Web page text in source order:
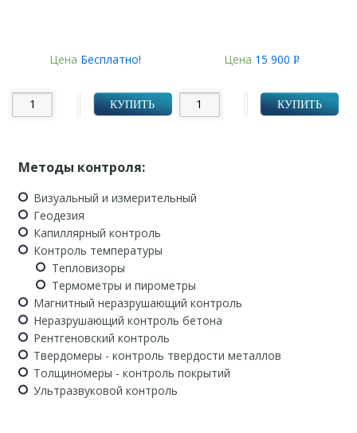
Цена Бесплатно!
КУПИТЬ
Цена 15 900Р
КУПИТЬ
Методы контроля:
Визуальный и измерительный
Геодезия
Капиллярный контроль
Контроль температуры
Тепловизоры
Термометры и пирометры
Магнитный неразрушающий контроль
Неразрушающий контроль бетона
Рентгеновский контроль
Твердомеры - контроль твердости металлов
Толщиномеры - контроль покрытий
Ультразвуковой контроль